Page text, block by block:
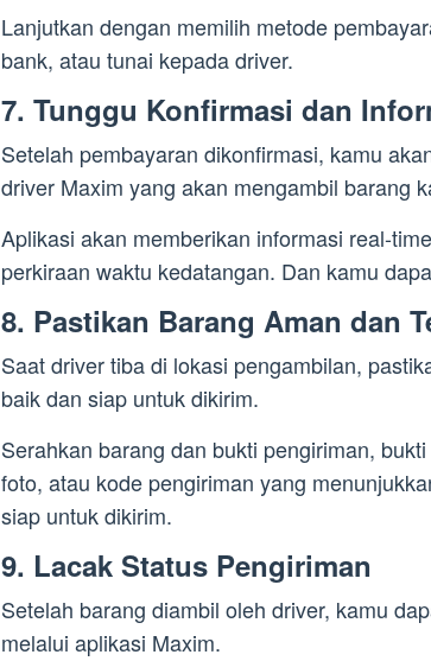
Lanjutkan dengan memilih metode
bank, atau tunai kepada driver.
7. Tunggu Konfirmasi dan
Setelah pembayaran dikonfirmasi, kamu
driver Maxim yang akan mengambil barang
Aplikasi akan memberikan informasi real-
perkiraan waktu kedatangan. Dan kamu
8. Pastikan Barang Aman dan
Saat driver tiba di lokasi pengambilan,
baik dan siap untuk dikirim.
Serahkan barang dan bukti pengiriman,
foto, atau kode pengiriman yang
siap untuk dikirim.
9. Lacak Status Pengiriman
Setelah barang diambil oleh driver, kamu
melalui aplikasi Maxim.